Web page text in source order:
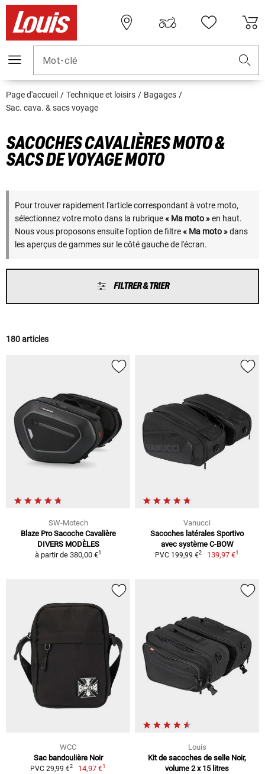
Mot-clé
Page d'accueil Technique et loisirs
Bagages
Sac. cava. & sacs voyage
SACOCHES CAVALIÈRES MOTO &
SACS DE VOYAGE MOTO
Pour trouver rapidement l'article correspondant à votre moto,
sélectionnez votre moto dans la rubrique« Ma moto »en haut.
Nous vous proposons ensuite l'option de filtre« Ma moto »dans
les aperçus de gammes sur le côté gauche de l'écran.
FILTRER & TRIER
180 articles
SW-Motech
Blaze Pro Sacoche Cavalière
DIVERS MODÈLES
à partir de 380,00 €1
Vanucci
Sacoches latérales Sportivo
avec système C-BOW
PVC 199,99 €2 139,97 €1
WCC
Sac bandoulière Noir
PVC 29,99 €2 14,97 €1
Louis
Kit de sacoches de selle Noir,
volume 2 x 15 litres